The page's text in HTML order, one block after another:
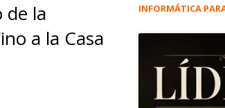
de la
a la Casa
González. ‘Curro de la Blanquita’, proveedor
Barra
principal
INFORMÁTICA